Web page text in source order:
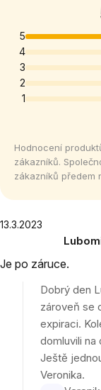
5
4
3
2
1
Hodnocení
zákazníků.
zákazníků předem
Výpis
hodnocení
produktu
hvězdiček.
13.3.2023
Je po záruce.
Dobrý den
zároveň se
expiraci.
domluvili
Ještě
Veronika.